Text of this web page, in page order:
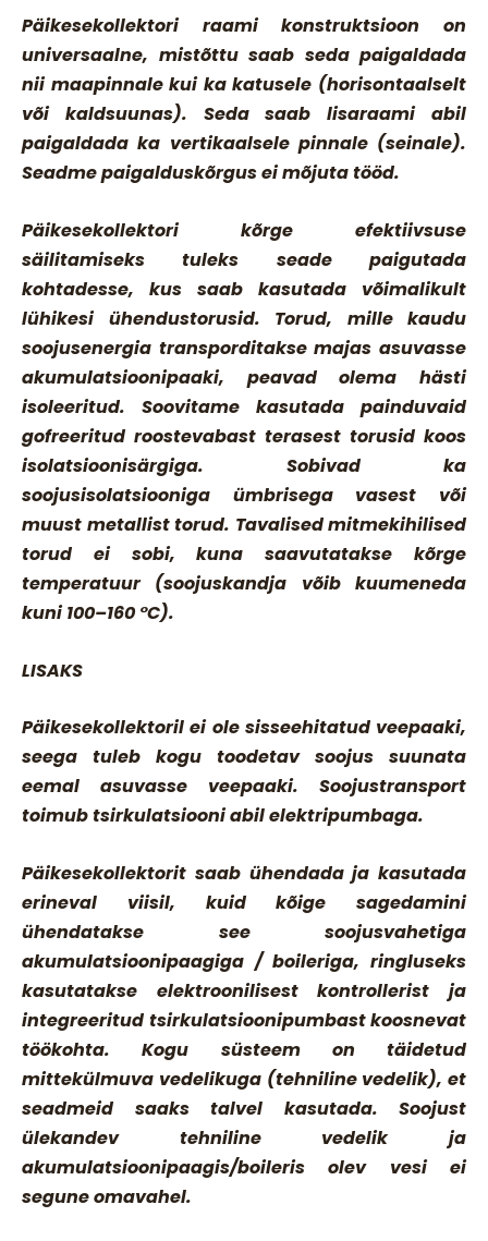
Päikesekollektori raami konstruktsioon on
universaalne, mistõttu saab seda paigaldada
nii maapinnale kui ka katusele (horisontaalselt
või kaldsuunas). Seda saab lisaraami abil
paigaldada ka vertikaalsele pinnale (seinale).
Seadme paigalduskõrgus ei mõjuta tööd.
Päikesekollektori kõrge efektiivsuse
säilitamiseks tuleks seade paigutada
kohtadesse, kus saab kasutada võimalikult
lühikesi ühendustorusid. Torud, mille kaudu
soojusenergia transporditakse majas asuvasse
akumulatsioonipaaki, peavad olema hästi
isoleeritud. Soovitame kasutada painduvaid
gofreeritud roostevabast terasest torusid koos
isolatsioonisärgiga. Sobivad ka
soojusisolatsiooniga ümbrisega vasest või
muust metallist torud. Tavalised mitmekihilised
torud ei sobi, kuna saavutatakse kõrge
temperatuur (soojuskandja võib kuumeneda
kuni100–160 °C).
LISAKS
Päikesekollektoril ei ole sisseehitatud veepaaki,
seega tuleb kogu toodetav soojus suunata
eemal asuvasse veepaaki. Soojustransport
toimub tsirkulatsiooni abil elektripumbaga.
Päikesekollektorit saab ühendada ja kasutada
erineval viisil, kuid kõige sagedamini
ühendatakse see soojusvahetiga
akumulatsioonipaagiga / boileriga, ringluseks
kasutatakse elektroonilisest kontrollerist ja
integreeritud tsirkulatsioonipumbast koosnevat
töökohta. Kogu süsteem on täidetud
mittekülmuva vedelikuga (tehniline vedelik), et
seadmeid saaks talvel kasutada. Soojust
ülekandev tehniline vedelik ja
akumulatsioonipaagis/boileris olev vesi ei
segune omavahel.